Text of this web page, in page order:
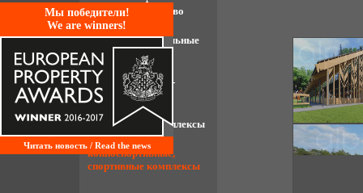
Mы победители!
We are winners!
Читать новость / Read the news
градостроительство
многофункциональные
комплексы
офисные здания
гостиничные комплексы
конноспортивные,
спортивные комплексы